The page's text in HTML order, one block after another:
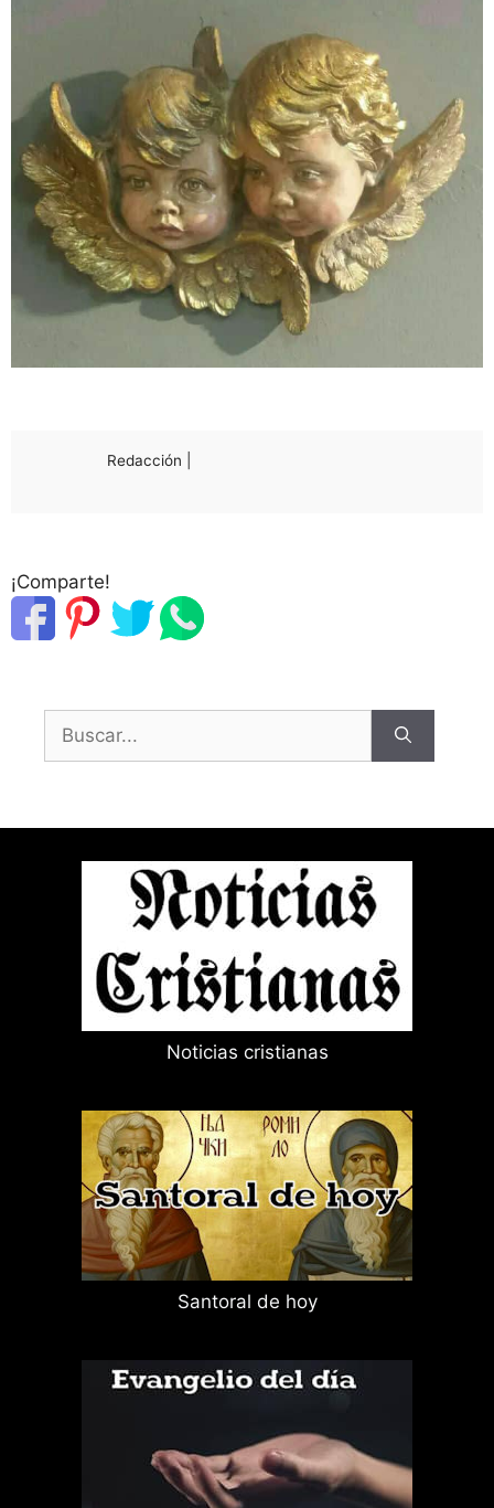
Redacción |
¡Comparte!
Noticias cristianas
Santoral de hoy